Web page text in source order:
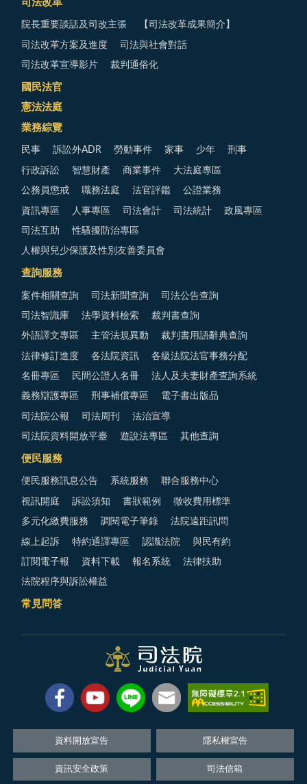
司法改革
院長重要談話及司改主張 【司法改革成果簡介】
司法改革方案及進度 司法與社會對話
司法改革宣導影片 裁判通俗化
國民法官
憲法法庭
業務綜覽
民事 訴訟外ADR 勞動事件 家事 少年 刑事
行政訴訟 智慧財產 商業事件 大法庭專區
公務員懲戒 職務法庭 法官評鑑 公證業務
資訊專區 人事專區 司法會計 司法統計 政風專區
司法互助 性騷擾防治專區
人權與兒少保護及性別友善委員會
查詢服務
案件相關查詢 司法新聞查詢 司法公告查詢
司法智識庫 法學資料檢索 裁判書查詢
外語譯文專區 主管法規異動 裁判書用語辭典查詢
法律修訂進度 各法院資訊 各級法院法官事務分配
名冊專區 民間公證人名冊 法人及夫妻財產查詢系統
義務辯護專區 刑事補償專區 電子書出版品
司法院公報 司法周刊 法治宣導
司法院資料開放平臺 遊說法專區 其他查詢
便民服務
便民服務訊息公告 系統服務 聯合服務中心
視訊開庭 訴訟須知 書狀範例 徵收費用標準
多元化繳費服務 調閱電子筆錄 法院遠距訊問
線上起訴 特約通譯專區 認識法院 與民有約
訂閱電子報 資料下載 報名系統 法律扶助
法院程序與訴訟權益
常見問答
資料開放宣告 隱私權宣告
資訊安全政策 司法信箱